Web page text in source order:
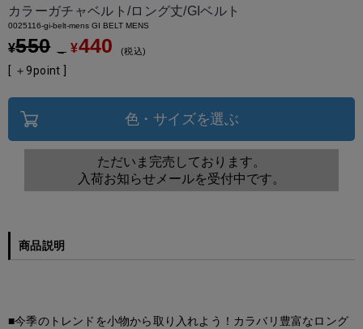
カラーガチャベルト/ロング丈/GIベルト
0025116-gi-belt-mens GI BELT MENS
¥550 → ¥440 税込
[ ＋9point ]
色・サイズを選ぶ
ただいま完売しております。
入荷お知らせメールを受付中です。
商品説明
■今季のトレンドを小物から取り入れよう！カラバリ豊富なロング